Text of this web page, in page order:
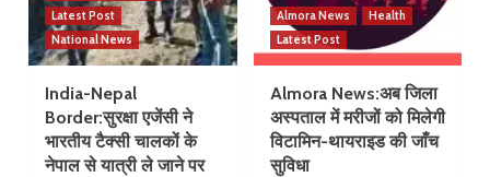
Latest Post
National News
India-Nepal
Border:सुरक्षा एजेंसी ने
भारतीय टैक्सी चालकों के
नेपाल से यात्री ले जाने पर
Almora News
Health
Latest Post
Almora News:अब जिला
अस्पताल में मरीजों को मिलेगी
विटामिन-थायराइड की जाँच
सुविधा